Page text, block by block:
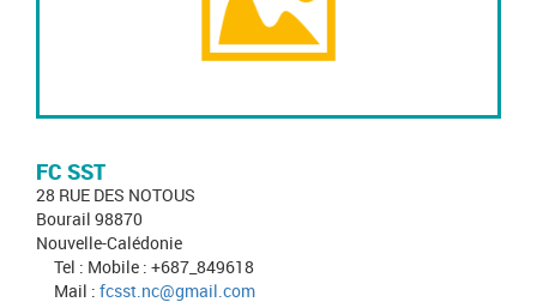
FC SST
28 RUE DES NOTOUS
Bourail 98870
Nouvelle-Calédonie
Tel : Mobile : +687_849618
Mail : fcsst.nc@gmail.com